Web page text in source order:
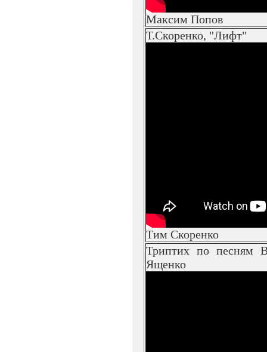
Максим Попов
Т.Скоренко, "Лифт"
Тим Скоренко
Триптих по песням
Ященко